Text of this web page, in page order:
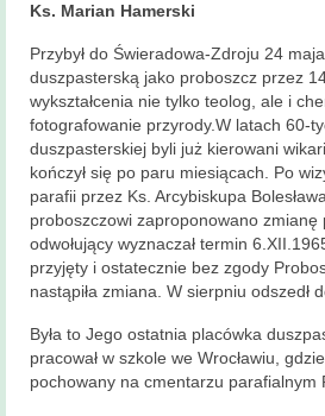
Ks. Marian Hamerski
Przybył do Świeradowa-Zdroju 24 maja
duszpasterską jako proboszcz przez
wykształcenia nie tylko teolog, ale i
fotografowanie przyrody.W latach 60-
duszpasterskiej byli już kierowani
kończył się po paru miesiącach. Po
parafii przez Ks. Arcybiskupa
proboszczowi zaproponowano zmianę
odwołujący wyznaczał termin
przyjęty i ostatecznie bez zgody
nastąpiła zmiana. W sierpniu odszedł
Była to Jego ostatnia placówka
pracował w szkole we Wrocławiu,
pochowany na cmentarzu parafialnym